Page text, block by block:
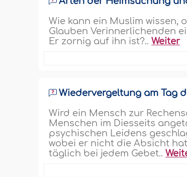
Wie kann ein Muslim
Glauben Verinnerlichenden
Er zornig auf ihn ist?..Weiter
Wiedervergeltung am Tag
Wird ein Mensch zur
Menschen im Diesseits
psychischen Leidens
wobei er nicht die Absicht
täglich bei jedem Gebet..